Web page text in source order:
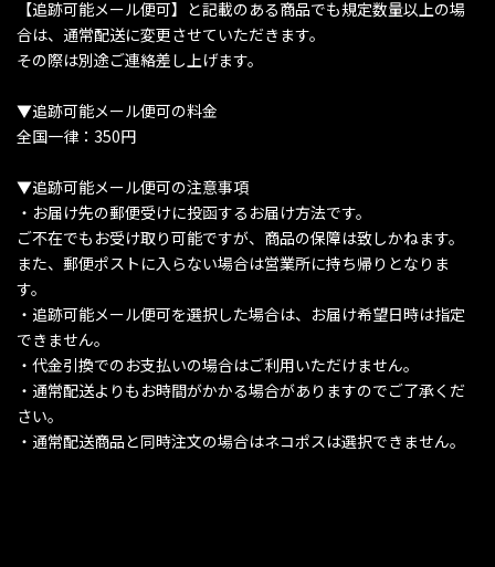
【追跡可能メール便可】と記載のある商品でも規定数量以上の場
合は、通常配送に変更させていただきます。
その際は別途ご連絡差し上げます。
▼追跡可能メール便可の料金
全国一律：350円
▼追跡可能メール便可の注意事項
・お届け先の郵便受けに投函するお届け方法です。
ご不在でもお受け取り可能ですが、商品の保障は致しかねます。
また、郵便ポストに入らない場合は営業所に持ち帰りとなりま
す。
・追跡可能メール便可を選択した場合は、お届け希望日時は指定
できません。
・代金引換でのお支払いの場合はご利用いただけません。
・通常配送よりもお時間がかかる場合がありますのでご了承くだ
さい。
・通常配送商品と同時注文の場合はネコポスは選択できません。